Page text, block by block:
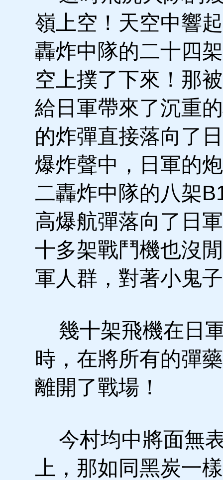
嶺上空！天空中響
轟炸中隊的二十四
空上撲了下來！那
給日軍帶來了沉重
的炸彈直接落向了
爆炸聲中，日軍的
二轟炸中隊的八架
高爆航彈落向了日
十多架戰鬥機也沒
軍人群，對著小鬼
幾十架飛機在日
時，在將所有的彈
離開了戰場！
今村均中將面無
上，那如同黑炭一